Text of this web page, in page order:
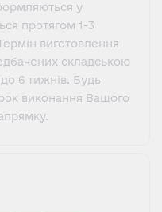
у
протягом 1-3
виготовлення
складською
6 тижнів. Будь
виконання Вашого